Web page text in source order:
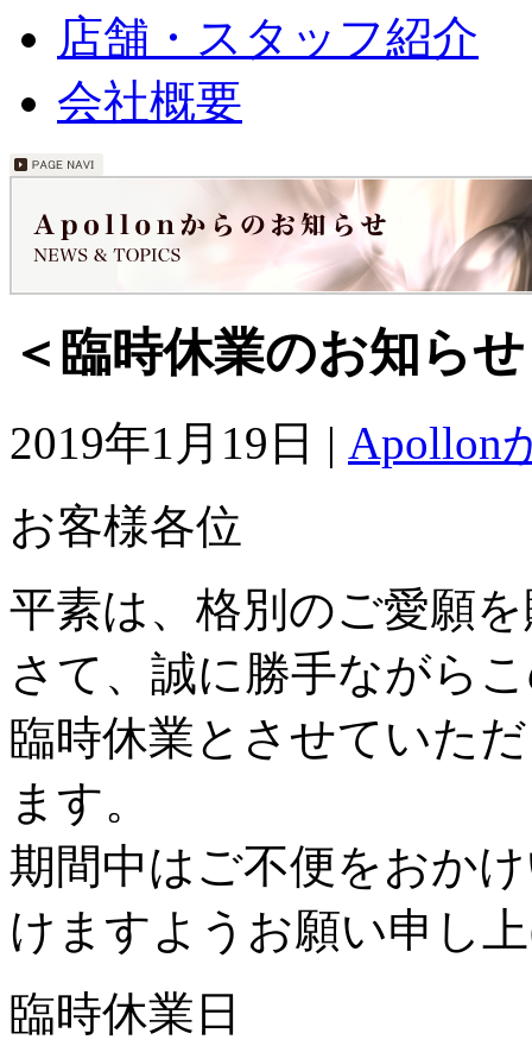
店舗・スタッフ紹介
会社概要
＜臨時休業のお知ら
2019年1月19日 | Apollon
お客様各位
平素は、格別のご愛願
さて、誠に勝手ながら
臨時休業とさせていた
ます。
期間中はご不便をおか
けますようお願い申し
臨時休業日